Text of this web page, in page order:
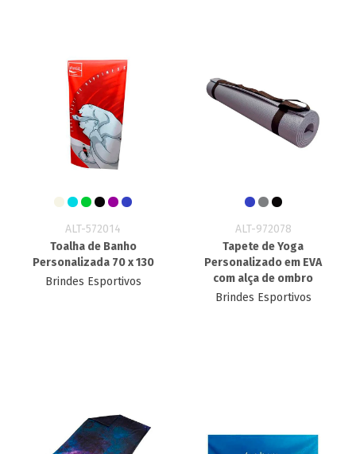
ALT-572014
Toalha de Banho
Personalizada 70 x 130
Brindes Esportivos
ALT-972078
Tapete de Yoga
Personalizado em EVA
com alça de ombro
Brindes Esportivos